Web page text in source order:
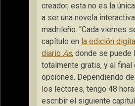
creador, esta no es la
a ser una novela
madrileño. “Cada viernes
capítulo en la edición
diario As, donde se puede
totalmente gratis, y al final
opciones. Dependiendo
los lectores, tengo 48
escribir el siguiente